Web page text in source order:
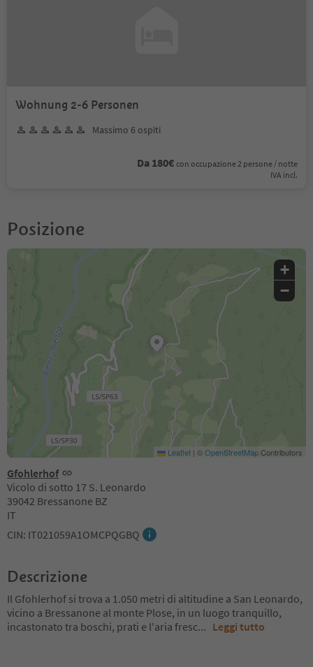
Wohnung 2-6 Personen
Massimo 6 ospiti
Da 180€ con occupazione 2 persone / notte
IVA incl.
Posizione
Gfohlerhof
Vicolo di sotto 17 S. Leonardo
39042 Bressanone BZ
IT
CIN: IT021059A1OMCPQGBQ
+
−
Leaflet | ©OpenStreetMapContributors
Descrizione
Il Gfohlerhof si trova a 1.050 metri di altitudine a San Leonardo,
vicino a Bressanone al monte Plose, in un luogo tranquillo,
incastonato tra boschi, prati e l'aria fresc... Leggi tutto